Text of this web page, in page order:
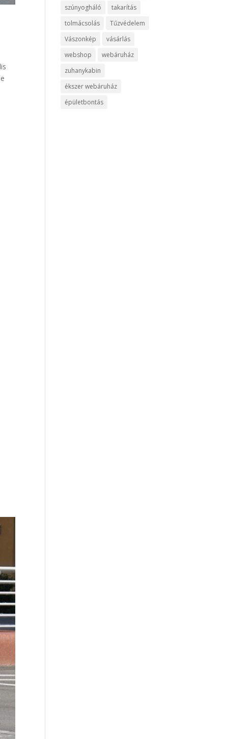
szúnyogháló
takarítás
tolmácsolás
Tűzvédelem
Vászonkép
vásárlás
webshop
webáruház
zuhanykabin
ékszer webáruház
épületbontás